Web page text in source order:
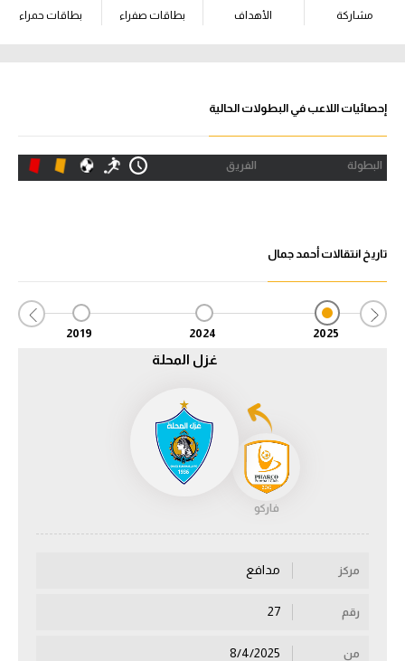
ركن الألعاب
الدوري المصري
الدوري الإنجليزي الممتاز
الدوري الإيطالي
الدوري الألماني
دوري أبطال أوروبا
دوري أبطال إفريقيا
أقسام
مشاركة الأهداف بطاقات صفراء بطاقات حمراء
إحصائيات اللاعب في البطولات الحالية
البطولة الفريق
تاريخ انتقالات أحمد جمال
2025
2024
2019
غزل المحلة
فاركو
مركز مدافع
رقم
من